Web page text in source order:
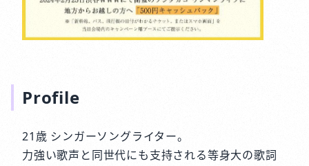
Profile
21歳 シンガーソングライター。
力強い歌声と同世代にも支持される等身大の歌詞